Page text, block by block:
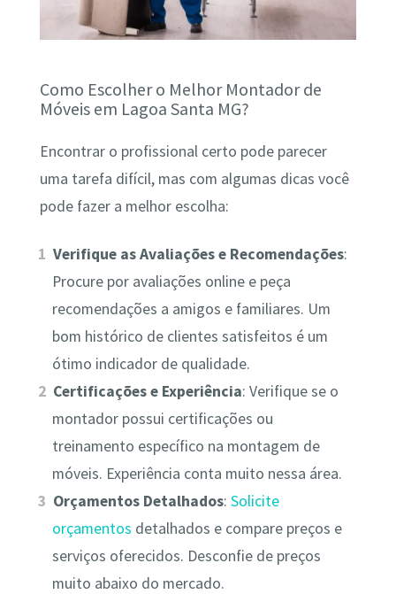
Como Escolher o Melhor Montador de
Móveis em Lagoa Santa MG?
Encontrar o profissional certo pode parecer
uma tarefa difícil, mas com algumas dicas você
pode fazer a melhor escolha:
Verifique as Avaliações e Recomendações:
Procure por avaliações online e peça
recomendações a amigos e familiares. Um
bom histórico de clientes satisfeitos é um
ótimo indicador de qualidade.
Certificações e Experiência: Verifique se o
montador possui certificações ou
treinamento específico na montagem de
móveis. Experiência conta muito nessa área.
Orçamentos Detalhados:Solicite
orçamentos detalhados e compare preços e
serviços oferecidos. Desconfie de preços
muito abaixo do mercado.